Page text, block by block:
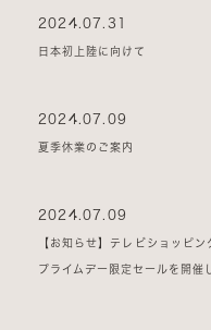
2024.07.31
日本初上陸に向けて
2024.07.09
夏季休業のご案内
2024.07.09
【お知らせ】テレビショッピ
プライムデー限定セールを開催